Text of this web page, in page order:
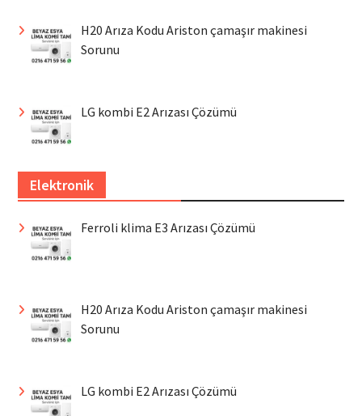
H20 Arıza Kodu Ariston çamaşır makinesi
Sorunu
LG kombi E2 Arızası Çözümü
Elektronik
Ferroli klima E3 Arızası Çözümü
H20 Arıza Kodu Ariston çamaşır makinesi
Sorunu
LG kombi E2 Arızası Çözümü